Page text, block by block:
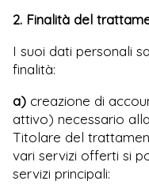
2. Finalità del
I suoi dati personali
finalità:
a) creazione di
attivo) necessario
Titolare del
vari servizi offerti si
servizi principali: